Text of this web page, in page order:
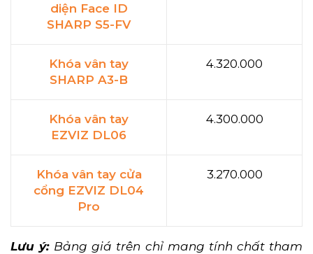
diện Face ID
SHARP S5-FV
Khóa vân tay
SHARP A3-B
4.320.000
Khóa vân tay
EZVIZ DL06
4.300.000
Khóa vân tay cửa
cổng EZVIZ DL04
Pro
3.270.000
Lưu ý: Bảng giá trên chỉ mang tính chất tham